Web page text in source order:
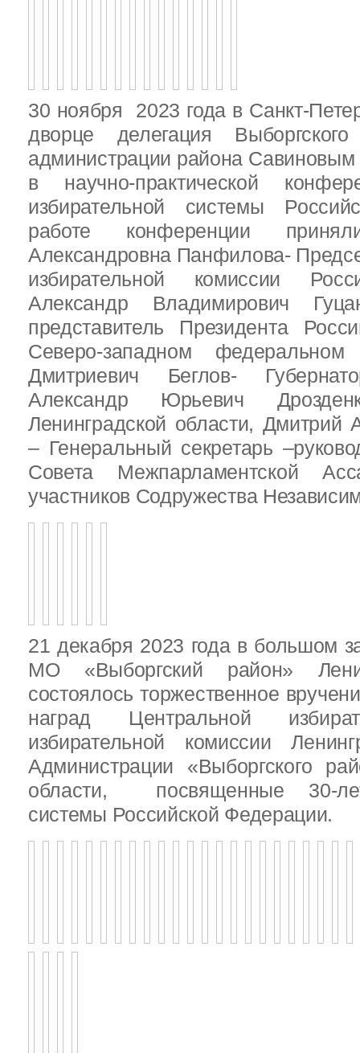
30 ноября 2023 года в Санкт-
дворце делегация
администрации района Савиновым
в научно-практической
избирательной системы
работе конференции
Александровна Панфилова-
избирательной комиссии
Александр Владимирович
представитель Президента
Северо-западном федеральном
Дмитриевич Беглов-
Александр Юрьевич
Ленинградской области, Дмитрий
– Генеральный секретарь
Совета Межпарламентской
участников Содружества
21 декабря 2023 года в большом
МО «Выборгский район»
состоялось торжественное
наград Центральной
избирательной комиссии
Администрации «Выборгского
области, посвященные 30-
системы Российской Федерации.